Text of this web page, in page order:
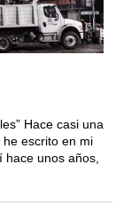
Hace casi una
escrito en mi
unos años,